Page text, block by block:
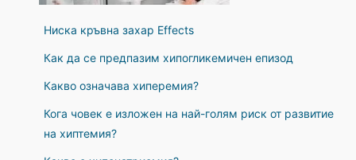
Ниска кръвна захар Effects
Как да се предпазим хипогликемичен епизод
Какво означава хиперемия?
Кога човек е изложен на най-голям риск от развитие
на хиптемия?